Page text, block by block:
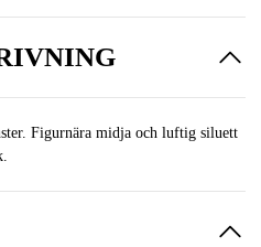
Figurnära midja och luftig siluett